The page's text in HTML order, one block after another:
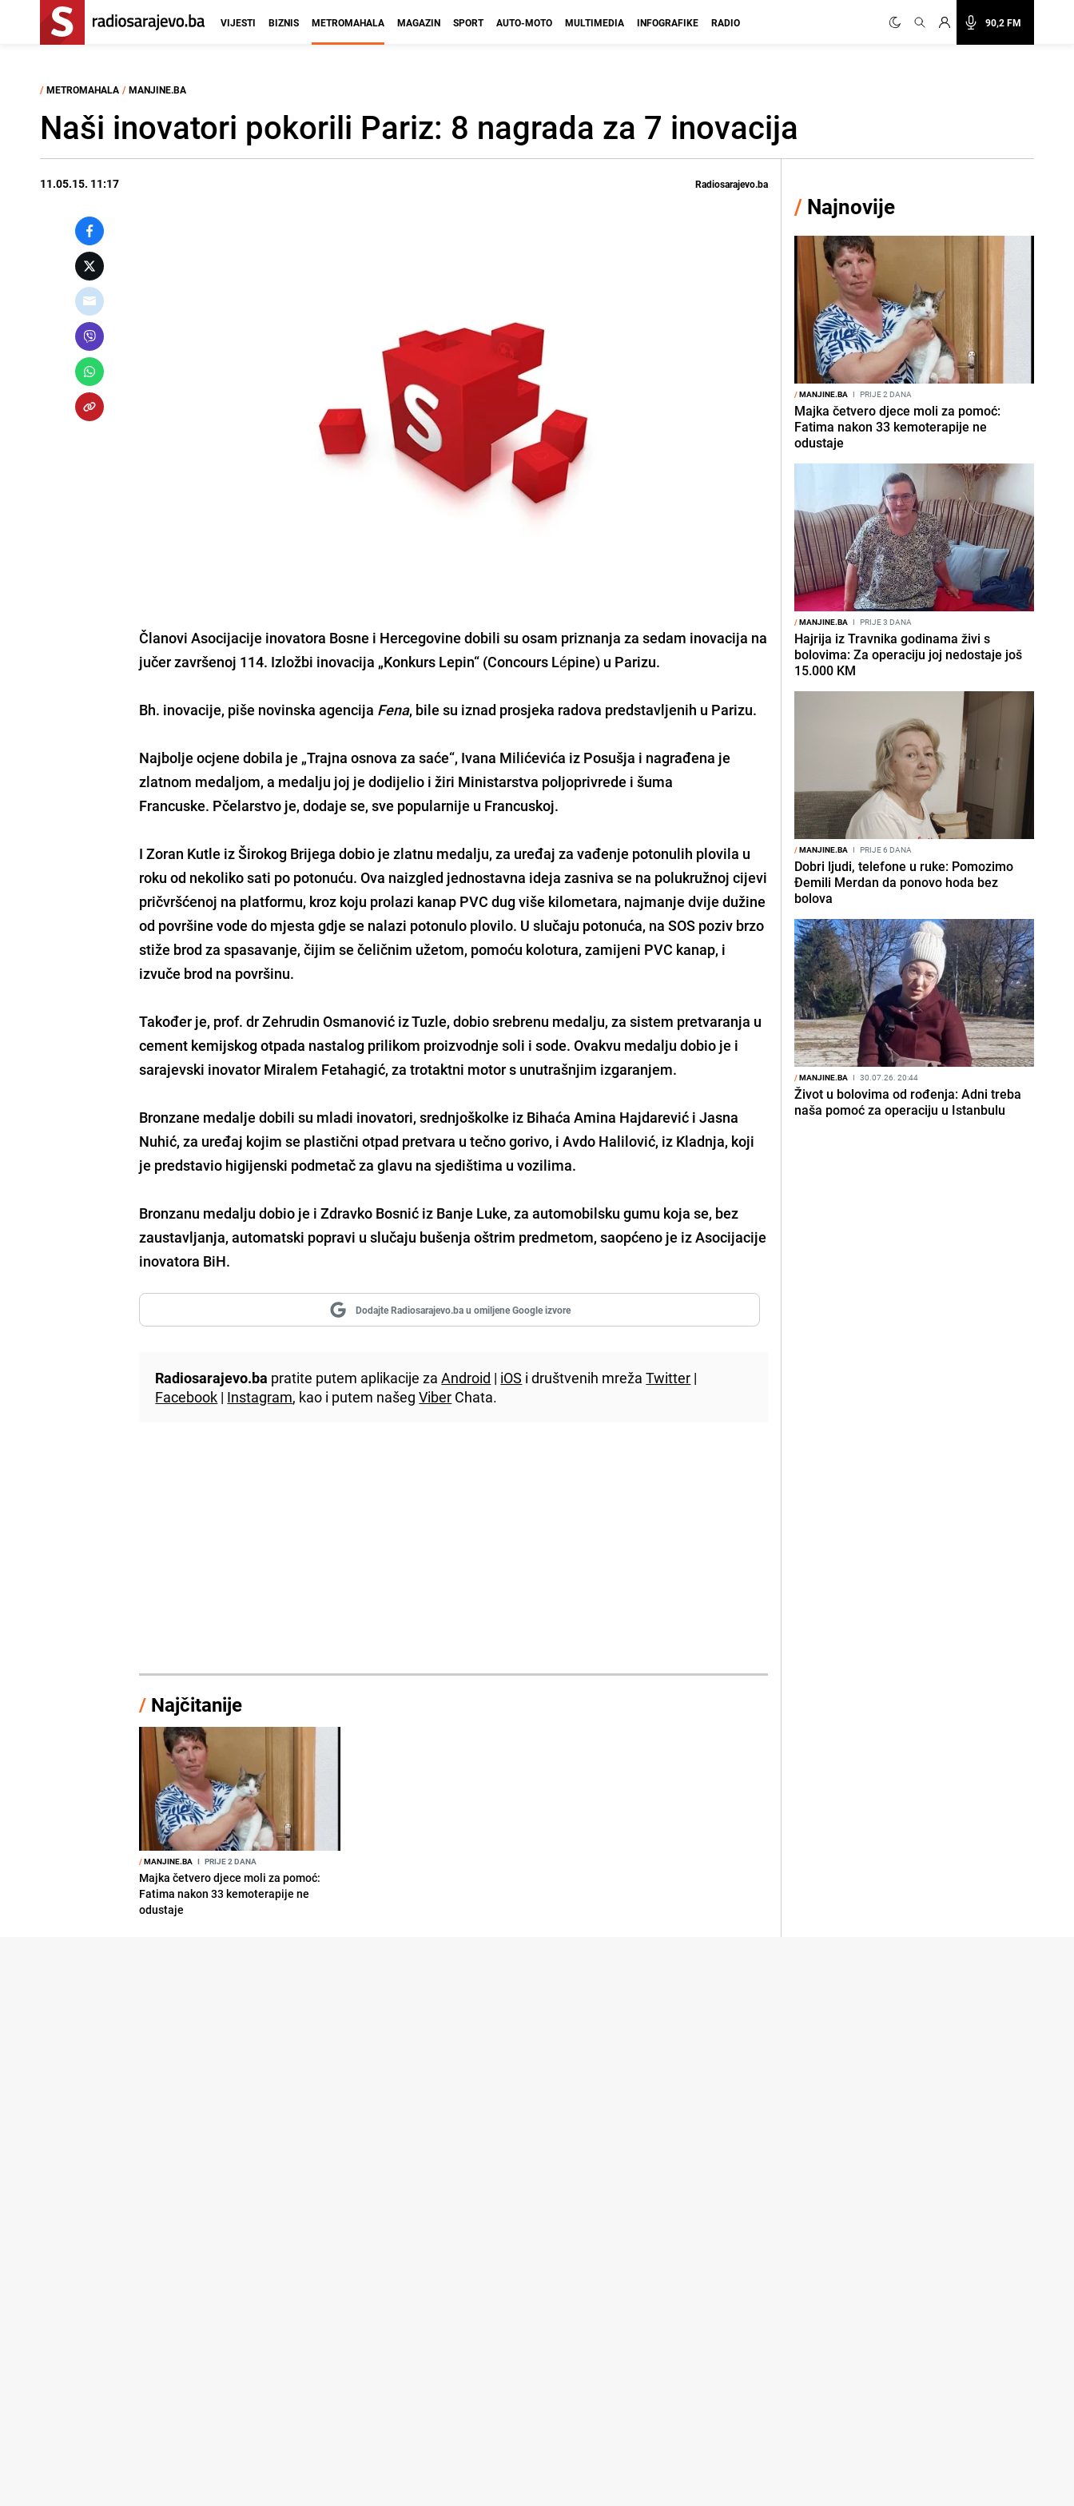
90,2 FM
VIJESTI BIZNIS METROMAHALA MAGAZIN SPORT AUTO-MOTO MULTIMEDIA INFOGRAFIKE RADIO
/ METROMAHALA / MANJINE.BA
Naši inovatori pokorili Pariz: 8 nagrada za 7 inovacija
11.05.15. 11:17 Radiosarajevo.ba
Članovi Asocijacije inovatora Bosne i Hercegovine dobili su osam priznanja za sedam inovacija na
jučer završenoj 114. Izložbi inovacija „Konkurs Lepin“ (Concours Lépine) u Parizu.
Bh. inovacije, piše novinska agencija Fena, bile su iznad prosjeka radova predstavljenih u Parizu.
Najbolje ocjene dobila je „Trajna osnova za saće“, Ivana Milićevića iz Posušja i nagrađena je
zlatnom medaljom, a medalju joj je dodijelio i žiri Ministarstva poljoprivrede i šuma
Francuske. Pčelarstvo je, dodaje se, sve popularnije u Francuskoj.
I Zoran Kutle iz Širokog Brijega dobio je zlatnu medalju, za uređaj za vađenje potonulih plovila u
roku od nekoliko sati po potonuću. Ova naizgled jednostavna ideja zasniva se na polukružnoj cijevi
pričvršćenoj na platformu, kroz koju prolazi kanap PVC dug više kilometara, najmanje dvije dužine
od površine vode do mjesta gdje se nalazi potonulo plovilo. U slučaju potonuća, na SOS poziv brzo
stiže brod za spasavanje, čijim se čeličnim užetom, pomoću kolotura, zamijeni PVC kanap, i
izvuče brod na površinu.
Također je, prof. dr Zehrudin Osmanović iz Tuzle, dobio srebrenu medalju, zasistem pretvaranja u
cement kemijskog otpada nastalog prilikom proizvodnje soli i sode. Ovakvu medalju dobio je i
sarajevski inovator Miralem Fetahagić, zatrotaktni motors unutrašnjim izgaranjem.
Bronzane medalje dobili su mladi inovatori, srednjoškolke iz Bihaća Amina Hajdarević i Jasna
Nuhić, za uređaj kojim se plastični otpad pretvara u tečno gorivo, i Avdo Halilović, iz Kladnja, koji
je predstavio higijenski podmetač za glavu na sjedištima u vozilima.
Bronzanu medalju dobio je i Zdravko Bosnić iz Banje Luke, zaautomobilsku gumu koja se, bez
zaustavljanja, automatski popravi u slučaju bušenja oštrim predmetom, saopćeno je iz Asocijacije
inovatora BiH.
Dodajte Radiosarajevo.ba u omiljene Google izvore
Radiosarajevo.ba pratite putem aplikacije zaAndroid | iOS i društvenih mrežaTwitter |
Facebook | Instagram, kao i putem našegViber Chata.
/ Najčitanije
/MANJINE.BA I PRIJE 2 DANA
Majka četvero djece moli za pomoć:
Fatima nakon 33 kemoterapije ne
odustaje
/ Najnovije
/MANJINE.BA I PRIJE 2 DANA
Majka četvero djece moli za pomoć:
Fatima nakon 33 kemoterapije ne
odustaje
/MANJINE.BA I PRIJE 3 DANA
Hajrija iz Travnika godinama živi s
bolovima: Za operaciju joj nedostaje još
15.000 KM
/MANJINE.BA I PRIJE 6 DANA
Dobri ljudi, telefone u ruke: Pomozimo
Đemili Merdan da ponovo hoda bez
bolova
/MANJINE.BA I 30.07.26. 20:44
Život u bolovima od rođenja: Adni treba
naša pomoć za operaciju u Istanbulu